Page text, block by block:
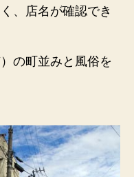
、店名が確認でき
の町並みと風俗を